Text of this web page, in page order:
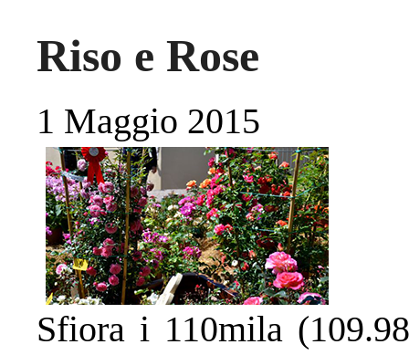
Riso e Rose
1 Maggio 2015
Sfiora i 110mila